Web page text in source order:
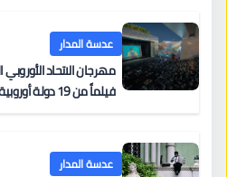
عدسة المدار
فيلماً من 19 دولة أوروبية بالدخول المجاني
عدسة المدار